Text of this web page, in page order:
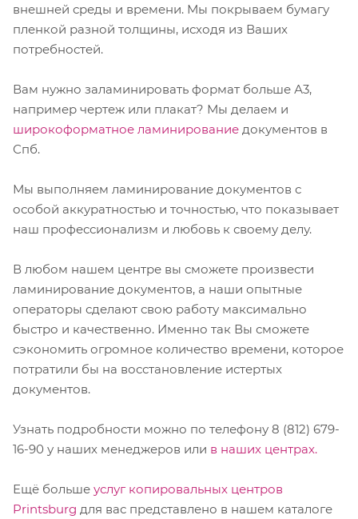
внешней среды и времени. Мы покрываем бумагу
пленкой разной толщины, исходя из Ваших
потребностей.
Вам нужно заламинировать формат больше А3,
например чертеж или плакат? Мы делаем и
широкоформатное ламинирование документов в
Спб.
Мы выполняем ламинирование документов с
особой аккуратностью и точностью, что показывает
наш профессионализм и любовь к своему делу.
В любом нашем центре вы сможете произвести
ламинирование документов, а наши опытные
операторы сделают свою работу максимально
быстро и качественно. Именно так Вы сможете
сэкономить огромное количество времени, которое
потратили бы на восстановление истертых
документов.
Узнать подробности можно по телефону 8 (812) 679-
16-90 у наших менеджеров или в наших центрах.
Ещё больше услуг копировальных центров
Printsburg для вас представлено в нашем каталоге